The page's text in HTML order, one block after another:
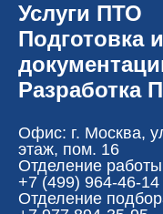
Услуги ПТО
Подготовка
Разработка
Офис: г. Москва,
этаж, пом. 16
Отделение
+7 (499) 964-46-14‬
Отделение